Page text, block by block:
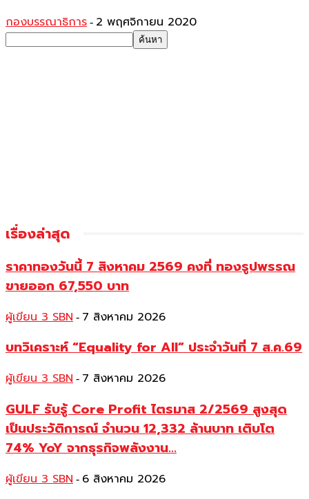
กองบรรณาธิการ - 2 พฤศจิกายน 2020
เรื่องล่าสุด
ราคาทองวันนี้ 7 สิงหาคม 2569 คงที่ ทองรูปพรรณ
ขายออก 67,550 บาท
ผู้เขียน 3 SBN - 7 สิงหาคม 2026
บทวิเคราะห์ “Equality for All” ประจำวันที่ 7 ส.ค.69
ผู้เขียน 3 SBN - 7 สิงหาคม 2026
GULF รับรู้ Core Profit ไตรมาส 2/2569 สูงสุด
เป็นประวัติการณ์ จำนวน 12,332 ล้านบาท เติบโต
74% YoY จากธุรกิจพลังงาน...
ผู้เขียน 3 SBN - 6 สิงหาคม 2026